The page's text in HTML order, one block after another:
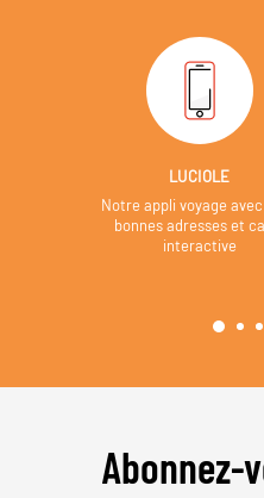
LUCIOLE
Notre appli voyage avec
bonnes adresses et
interactive
Abonnez-